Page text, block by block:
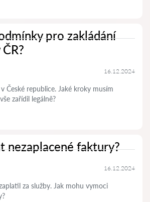
pro zakládání
16.12.2024
České republice. Jaké kroky musím
zařídil legálně?
nezaplacené faktury?
16.12.2024
za služby. Jak mohu vymoci